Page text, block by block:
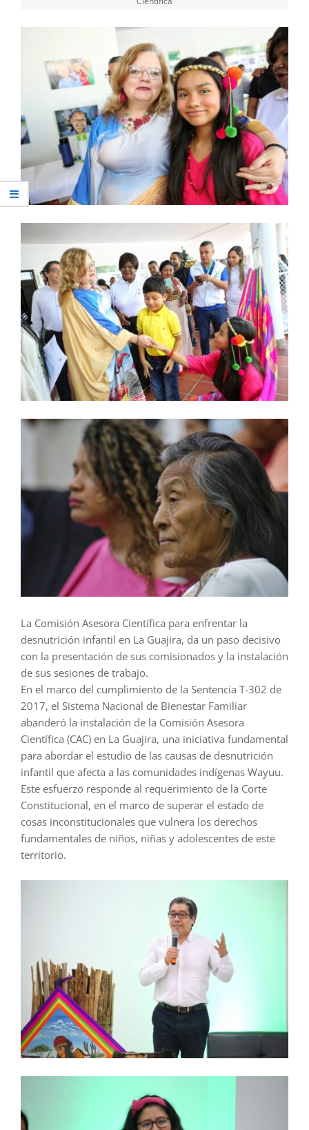
La Comisión Asesora Científica para enfrentar la
desnutrición infantil en La Guajira, da un paso decisivo
con la presentación de sus comisionados y la instalación
de sus sesiones de trabajo.
En el marco del cumplimiento de la Sentencia T-302 de
2017, el Sistema Nacional de Bienestar Familiar
abanderó la instalación de la Comisión Asesora
Científica (CAC) en La Guajira, una iniciativa fundamental
para abordar el estudio de las causas de desnutrición
infantil que afecta a las comunidades indígenas Wayuu.
Este esfuerzo responde al requerimiento de la Corte
Constitucional, en el marco de superar el estado de
cosas inconstitucionales que vulnera los derechos
fundamentales de niños, niñas y adolescentes de este
territorio.